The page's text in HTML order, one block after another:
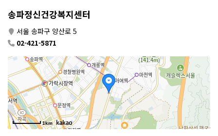
송파정신건강복지센터
서울 송파구 양산로 5
02-421-5871
1km